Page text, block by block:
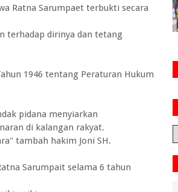
Ratna Sarumpaet terbukti secara
terhadap dirinya dan tetang
1946 tentang Peraturan Hukum
pidana menyiarkan
di kalangan rakyat.
tambah hakim Joni SH.
Sarumpait selama 6 tahun